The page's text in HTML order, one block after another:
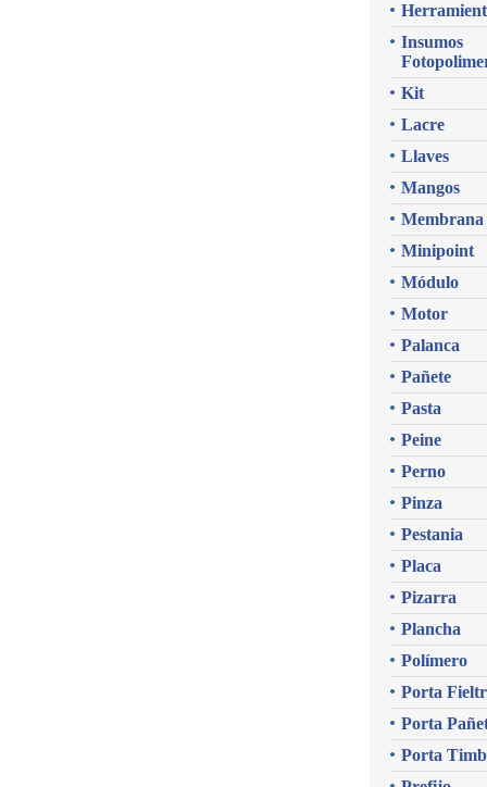
Insumos
Kit
Lacre
Llaves
Mangos
Membrana
Minipoint
Módulo
Motor
Palanca
Pañete
Pasta
Peine
Perno
Pinza
Pestania
Placa
Pizarra
Plancha
Polímero
Porta
Porta
Porta